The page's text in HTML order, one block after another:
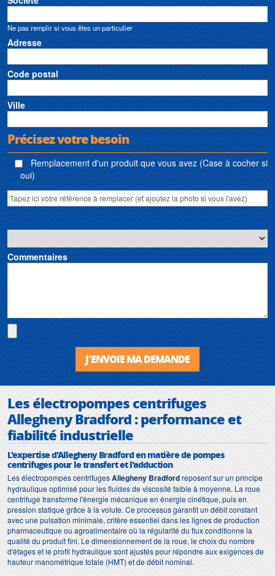
Ne pas remplir si vous êtes un particulier
Adresse
Code postal
Ville
Précisez votre besoin
Remplacement d'un produit que vous avez (Case à cocher si
oui)
Commentaires
J'ENVOIE MA DEMANDE
Les électropompes centrifuges
Allegheny Bradford : performance et
fiabilité industrielle
L'expertise d'Allegheny Bradford en matière de pompes
centrifuges pour le transfert et l'adduction
Les électropompes centrifugesAllegheny Bradfordreposent sur un principe
hydraulique optimisé pour les fluides de viscosité faible à moyenne. La roue
centrifuge transforme l'énergie mécanique en énergie cinétique, puis en
pression statique grâce à la volute. Ce processus garantit un débit constant
avec une pulsation minimale, critère essentiel dans les lignes de production
pharmaceutique ou agroalimentaire où la régularité du flux conditionne la
qualité du produit fini. Le dimensionnement de la roue, le choix du nombre
d'étages et le profil hydraulique sont ajustés pour répondre aux exigences de
hauteur manométrique totale (HMT) et de débit nominal.